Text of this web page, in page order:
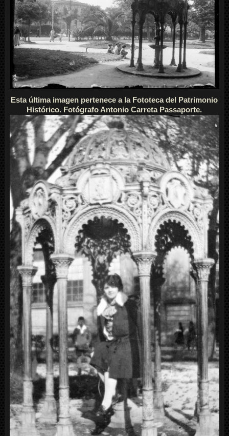
Esta última imagen pertenece a la Fototeca del Patrimonio
Histórico. Fotógrafo Antonio Carreta Passaporte.